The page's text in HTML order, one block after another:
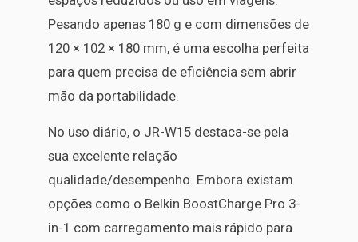
Pesando apenas 180 g e com dimensões de
120 × 102 × 180 mm, é uma escolha perfeita
para quem precisa de eficiência sem abrir
mão da portabilidade.
No uso diário, o JR-W15 destaca-se pela
sua excelente relação
qualidade/desempenho. Embora existam
opções como o Belkin BoostCharge Pro 3-
in-1 com carregamento mais rápido para